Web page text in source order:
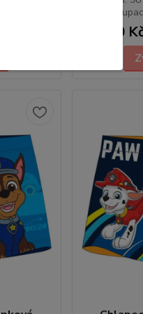
• Letní
239,00